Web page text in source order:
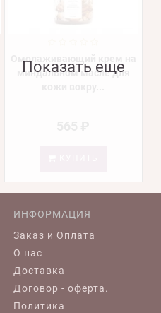
Омолаживающий крем на
миндальном масле для
Показать еще
ИНФОРМАЦИЯ
Заказ и Оплата
О нас
Доставка
Договор - оферта.
Политика